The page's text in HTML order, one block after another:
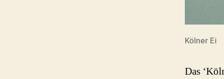
Kölner Ei
Das